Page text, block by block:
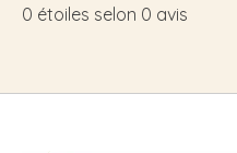
0 étoiles selon 0 avis